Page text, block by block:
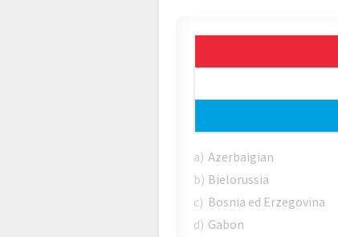
a) Azerbaigian
b) Bielorussia
c) Bosnia ed Erzegovina
d) Gabon